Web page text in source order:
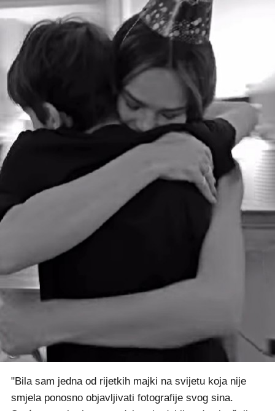
"Bila sam jedna od rijetkih majki na svijetu koja nije
smjela ponosno objavljivati fotografije svog sina.